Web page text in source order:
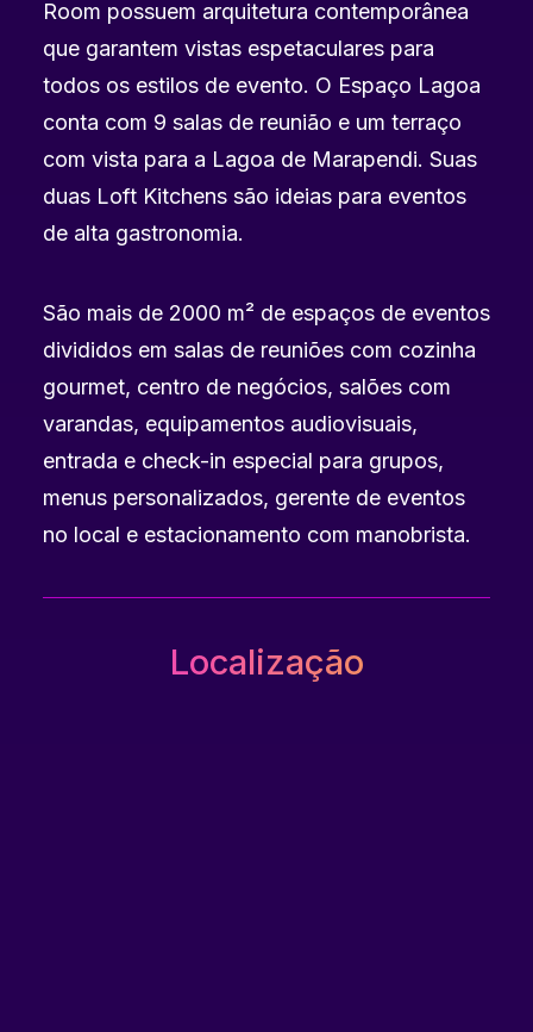
Room possuem arquitetura contemporânea
que garantem vistas espetaculares para
todos os estilos de evento. O Espaço Lagoa
conta com 9 salas de reunião e um terraço
com vista para a Lagoa de Marapendi. Suas
duas Loft Kitchens são ideias para eventos
de alta gastronomia.
São mais de 2000 m² de espaços de eventos
divididos em salas de reuniões com cozinha
gourmet, centro de negócios, salões com
varandas, equipamentos audiovisuais,
entrada e check-in especial para grupos,
menus personalizados, gerente de eventos
no local e estacionamento com manobrista.
Localização